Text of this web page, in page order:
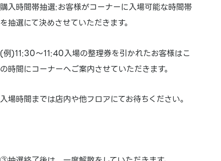
購入時間帯抽選:お客様がコーナーに入場可能な時間帯
を抽選にて決めさせていただきます。
(例)11:30～11:40入場の整理券を引かれたお客様はこ
の時間にコーナーへご案内させていただきます。
入場時間までは店内や他フロアにてお待ちください。